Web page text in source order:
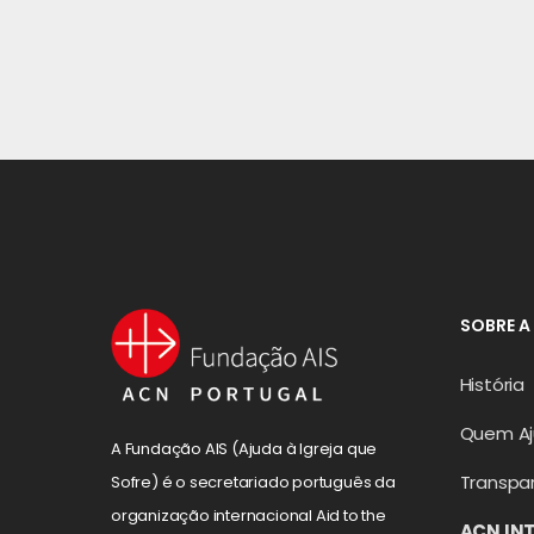
A Fundação AIS (Ajuda à Igreja que
Sofre) é o secretariado português da
organização internacional Aid to the
SOBRE
História
Quem